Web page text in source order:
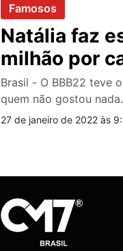
Famosos
Natália faz
milhão por
Brasil - O BBB22 teve
quem não gostou
27 de janeiro de 2022 às